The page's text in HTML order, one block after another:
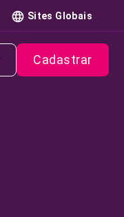
Sites Globais
Cadastrar